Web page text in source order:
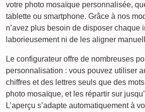
votre photo mosaïque personnalisée,
tablette ou smartphone. Grâce à nos
n’avez plus besoin de disposer chaque
laborieusement ni de les aligner
Le configurateur offre de nombreuses
personnalisation : vous pouvez utiliser
chiffres et des lettres seuls que des
photo mosaïque, et les répartir sur
L’aperçu s’adapte automatiquement à